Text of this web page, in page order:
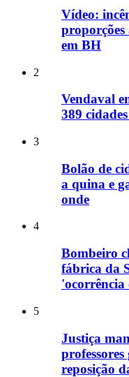
Vídeo:
em BH
2
Vendaval
389
3
Bolão de
a quina e
onde
4
Bombeiro
fábrica da
'ocorrência
5
Justiça
reposição